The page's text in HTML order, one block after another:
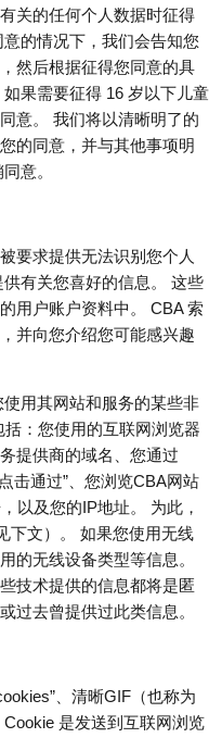
关的任何个人数据时征得
的情况下，我们会告知您
然后根据征得您同意的具
果需要征得 16 岁以下儿童
意。 我们将以清晰明了的
的同意，并与其他事项明
意。
要求提供无法识别您个人
有关您喜好的信息。 这些
用户账户资料中。 CBA 索
并向您介绍您可能感兴趣
用其网站和服务的某些非
：您使用的互联网浏览器
提供商的域名、您通过
击通过”、您浏览CBA网站
以及您的IP地址。 为此，
下文）。 如果您使用无线
的无线设备类型等信息。
技术提供的信息都将是匿
过去曾提供过此类信息。
、清晰GIF（也称为
是发送到互联网浏览